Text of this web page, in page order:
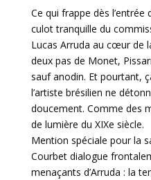
Ce qui frappe dès l’entrée
culot tranquille du
Lucas Arruda au cœur de
deux pas de Monet,
sauf anodin. Et pourtant,
l’artiste brésilien ne
doucement. Comme des
de lumière du XIXe siècle.
Mention spéciale pour la
Courbet dialogue
menaçants d’Arruda : la